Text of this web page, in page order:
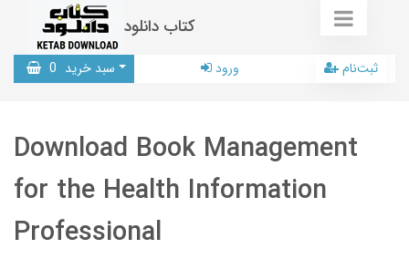
کتاب دانلود
سبد خرید 0 ورود ثبت‌نام
Download Book Management
for the Health Information
Professional